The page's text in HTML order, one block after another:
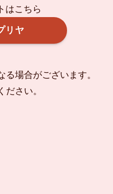
はこちら
リヤ
る場合がございます。
さい。